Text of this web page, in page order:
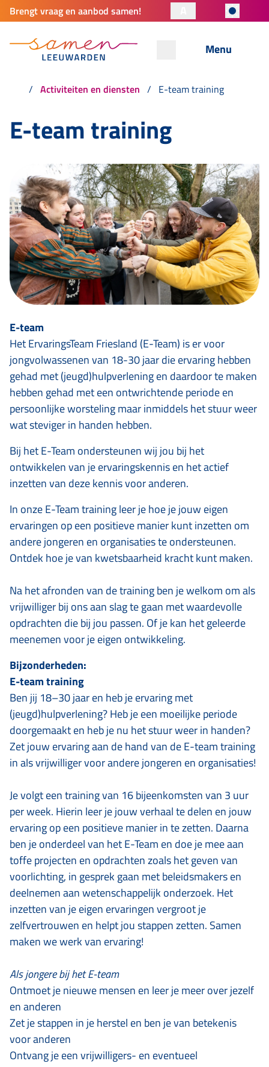
Brengt vraag en aanbod samen!
Menu
Activiteiten en diensten E-team training
E-team training
E-team
Het ErvaringsTeam Friesland (E-Team) is er voor
jongvolwassenen van 18-30 jaar die ervaring hebben
gehad met (jeugd)hulpverlening en daardoor te maken
hebben gehad met een ontwrichtende periode en
persoonlijke worsteling maar inmiddels het stuur weer
wat steviger in handen hebben.
Bij het E-Team ondersteunen wij jou bij het
ontwikkelen van je ervaringskennis en het actief
inzetten van deze kennis voor anderen.
In onze E-Team training leer je hoe je jouw eigen
ervaringen op een positieve manier kunt inzetten om
andere jongeren en organisaties te ondersteunen.
Ontdek hoe je van kwetsbaarheid kracht kunt maken.
Na het afronden van de training ben je welkom om als
vrijwilliger bij ons aan slag te gaan met waardevolle
opdrachten die bij jou passen. Of je kan het geleerde
meenemen voor je eigen ontwikkeling.
Bijzonderheden:
E-team training
Ben jij 18–30 jaar en heb je ervaring met
(jeugd)hulpverlening? Heb je een moeilijke periode
doorgemaakt en heb je nu het stuur weer in handen?
Zet jouw ervaring aan de hand van de E-team training
in als vrijwilliger voor andere jongeren en organisaties!
Je volgt een training van 16 bijeenkomsten van 3 uur
per week. Hierin leer je jouw verhaal te delen en jouw
ervaring op een positieve manier in te zetten. Daarna
ben je onderdeel van het E-Team en doe je mee aan
toffe projecten en opdrachten zoals het geven van
voorlichting, in gesprek gaan met beleidsmakers en
deelnemen aan wetenschappelijk onderzoek. Het
inzetten van je eigen ervaringen vergroot je
zelfvertrouwen en helpt jou stappen zetten. Samen
maken we werk van ervaring!
Als jongere bij het E-team
Ontmoet je nieuwe mensen en leer je meer over jezelf
en anderen
Zet je stappen in je herstel en ben je van betekenis
voor anderen
Ontvang je een vrijwilligers- en eventueel